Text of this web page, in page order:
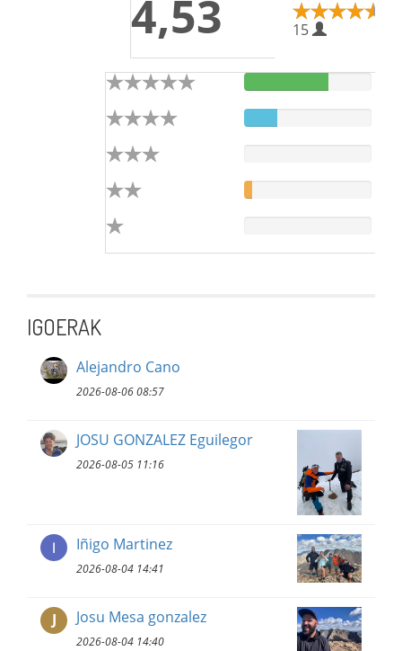
4,53 15
IGOERAK
Alejandro Cano
2026-08-06 08:57
JOSU GONZALEZ Eguilegor
2026-08-05 11:16
Iñigo Martinez
2026-08-04 14:41
J Josu Mesa gonzalez
2026-08-04 14:40